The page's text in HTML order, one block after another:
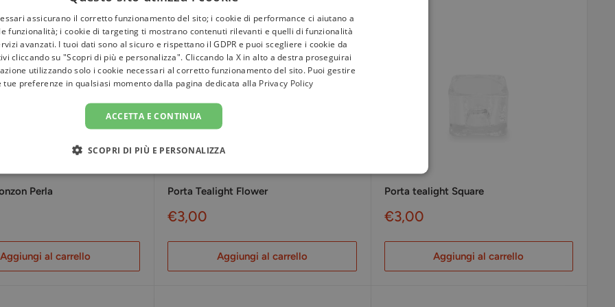
Perla
Aggiungi al carrello
Porta Tealight Flower
Prezzo
€3,00
Aggiungi al carrello
Porta tealight Square
Prezzo
€3,00
Aggiungi al carrello
assicurano il corretto funzionamento del sito; i cookie di performance ci aiutano a
funzionalità; i cookie di targeting ti mostrano contenuti rilevanti e quelli di funzionalità
avanzati. I tuoi dati sono al sicuro e rispettano il GDPR e puoi scegliere i cookie da
cliccando su "Scopri di più e personalizza". Cliccando la X in alto a destra proseguirai
utilizzando solo i cookie necessari al corretto funzionamento del sito. Puoi gestire
tue preferenze in qualsiasi momento dalla pagina dedicata alla Privacy Policy
ACCETTA E CONTINUA
SCOPRI DI PIÙ E PERSONALIZZA